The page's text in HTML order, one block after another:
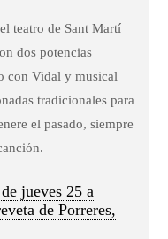
teatro de Sant Martí
dos potencias
con Vidal y musical
tradicionales para
el pasado, siempre
jueves 25 a
de Porreres,